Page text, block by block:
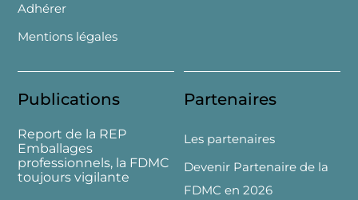
Adhérer
Mentions légales
Publications
Report de la REP
Emballages
professionnels, la FDMC
toujours vigilante
Partenaires
Les partenaires
Devenir Partenaire de la
FDMC en 2026